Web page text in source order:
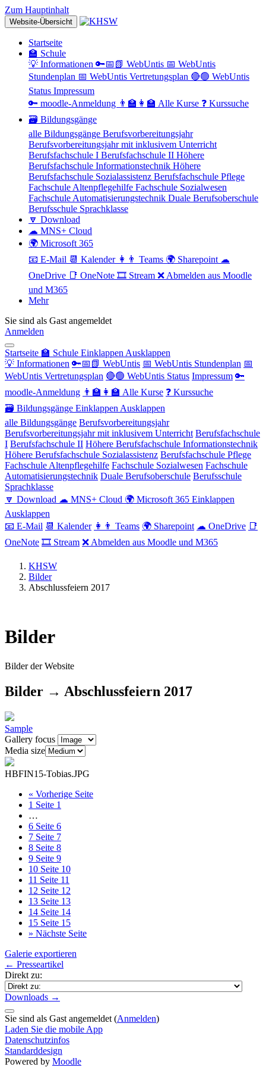
Zum Hauptinhalt
Website-Übersicht
Startseite
🏫 Schule
💡 Informationen 🔑📅📗 WebUntis 📅 WebUntis
Stundenplan 📅 WebUntis Vertretungsplan 🔴🟢 WebUntis
Status Impressum
🔑 moodle-Anmeldung 👨‍🏫👩‍🏫 Alle Kurse ❓ Kurssuche
🗃 Bildungsgänge
alle Bildungsgänge Berufsvorbereitungsjahr
Berufsvorbereitungsjahr mit inklusivem Unterricht
Berufsfachschule I Berufsfachschule II Höhere
Berufsfachschule Informationstechnik Höhere
Berufsfachschule Sozialassistenz Berufsfachschule Pflege
Fachschule Altenpflegehilfe Fachschule Sozialwesen
Fachschule Automatisierungstechnik Duale Berufsoberschule
Berufsschule Sprachklasse
🔽 Download
☁ MNS+ Cloud
🌍 Microsoft 365
📧 E-Mail 📆 Kalender 👩👨 Teams 🌍 Sharepoint ☁
OneDrive 📑 OneNote 🎞 Stream ❌ Abmelden aus Moodle
und M365
Mehr
Sie sind als Gast angemeldet
Anmelden
Startseite 🏫 Schule Einklappen Ausklappen
💡 Informationen 🔑📅📗 WebUntis 📅 WebUntis Stundenplan 📅
WebUntis Vertretungsplan 🔴🟢 WebUntis Status Impressum 🔑
moodle-Anmeldung 👨‍🏫👩‍🏫 Alle Kurse ❓ Kurssuche
🗃 Bildungsgänge Einklappen Ausklappen
alle Bildungsgänge Berufsvorbereitungsjahr
Berufsvorbereitungsjahr mit inklusivem Unterricht Berufsfachschule
I Berufsfachschule II Höhere Berufsfachschule Informationstechnik
Höhere Berufsfachschule Sozialassistenz Berufsfachschule Pflege
Fachschule Altenpflegehilfe Fachschule Sozialwesen Fachschule
Automatisierungstechnik Duale Berufsoberschule Berufsschule
Sprachklasse
🔽 Download ☁ MNS+ Cloud 🌍 Microsoft 365 Einklappen
Ausklappen
📧 E-Mail 📆 Kalender 👩👨 Teams 🌍 Sharepoint ☁ OneDrive 📑
OneNote 🎞 Stream ❌ Abmelden aus Moodle und M365
KHSW
Bilder
Abschlussfeiern 2017
Bilder
Bilder der Website
Bilder → Abschlussfeiern 2017
Sample
Gallery focus
Media size
HBFIN15-Tobias.JPG
« Vorherige Seite
1 Seite 1
…
6 Seite 6
7 Seite 7
8 Seite 8
9 Seite 9
10 Seite 10
11 Seite 11
12 Seite 12
13 Seite 13
14 Seite 14
15 Seite 15
» Nächste Seite
Galerie exportieren
← Presseartikel
Direkt zu:
Downloads →
Sie sind als Gast angemeldet (Anmelden)
Laden Sie die mobile App
Datenschutzinfos
Standarddesign
Powered by Moodle